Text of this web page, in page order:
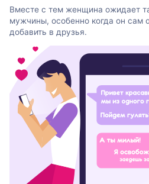
Вместе с тем женщина ожидает
мужчины, особенно когда он сам
добавить в друзья.